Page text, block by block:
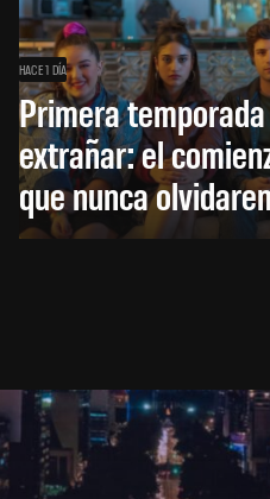
HACE 1 DÍA
Primera
extrañar: el
que nunca